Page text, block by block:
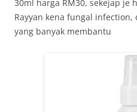
30ml harga RM30, sekejap je
Rayyan kena fungal
yang banyak membantu